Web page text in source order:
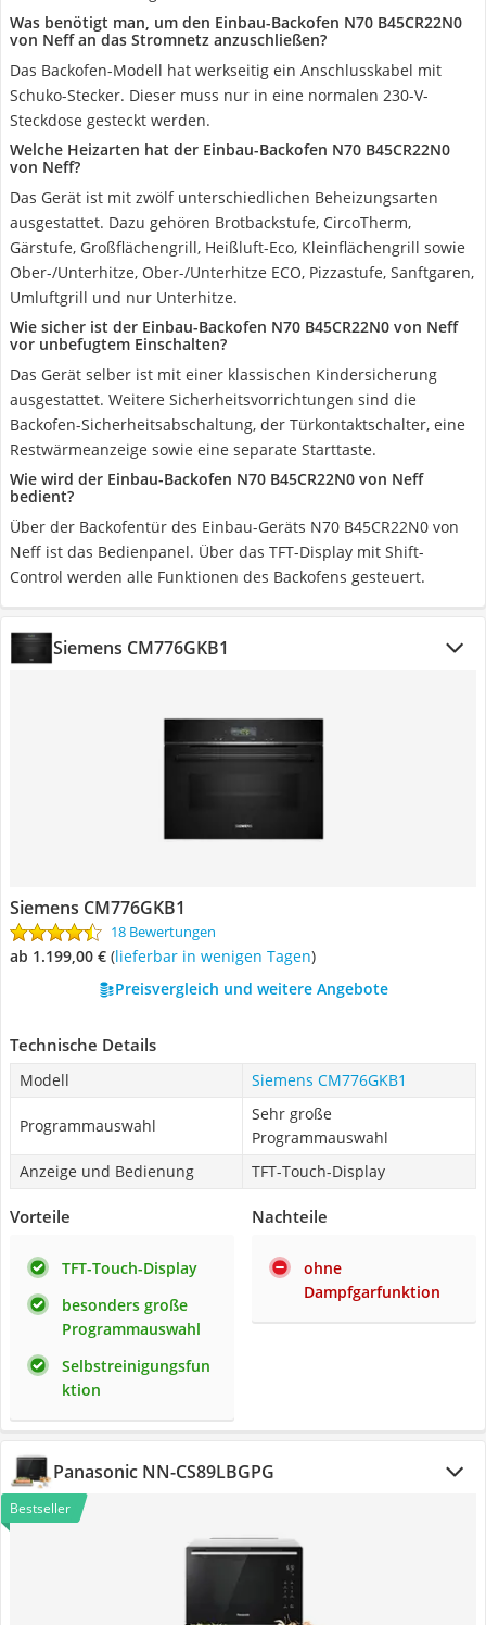
Was benötigt man, um den Einbau-Backofen N70 B45CR22N0
von Neff an das Stromnetz anzuschließen?
Das Backofen-Modell hat werkseitig ein Anschlusskabel mit
Schuko-Stecker. Dieser muss nur in eine normalen 230-V-
Steckdose gesteckt werden.
Welche Heizarten hat der Einbau-Backofen N70 B45CR22N0
von Neff?
Das Gerät ist mit zwölf unterschiedlichen Beheizungsarten
ausgestattet. Dazu gehören Brotbackstufe, CircoTherm,
Gärstufe, Großflächengrill, Heißluft-Eco, Kleinflächengrill sowie
Ober-/Unterhitze, Ober-/Unterhitze ECO, Pizzastufe, Sanftgaren,
Umluftgrill und nur Unterhitze.
Wie sicher ist der Einbau-Backofen N70 B45CR22N0 von Neff
vor unbefugtem Einschalten?
Das Gerät selber ist mit einer klassischen Kindersicherung
ausgestattet. Weitere Sicherheitsvorrichtungen sind die
Backofen-Sicherheitsabschaltung, der Türkontaktschalter, eine
Restwärmeanzeige sowie eine separate Starttaste.
Wie wird der Einbau-Backofen N70 B45CR22N0 von Neff
bedient?
Über der Backofentür des Einbau-Geräts N70 B45CR22N0 von
Neff ist das Bedienpanel. Über das TFT-Display mit Shift-
Control werden alle Funktionen des Backofens gesteuert.
Siemens CM776GKB1
Siemens CM776GKB1
18 Bewertungen
ab 1.199,00 € ( Lieferbar in wenigen Tagen)
Preisvergleich und weitere Angebote
Technische Details
Modell Siemens CM776GKB1
Programmauswahl
Sehr große
Programmauswahl
Anzeige und Bedienung
TFT-Touch-Display
Vorteile
TFT-Touch-Display
besonders große
Programmauswahl
Selbstreinigungsfun
ktion
Nachteile
ohne
Dampfgarfunktion
Panasonic NN-CS89LBGPG
Bestseller